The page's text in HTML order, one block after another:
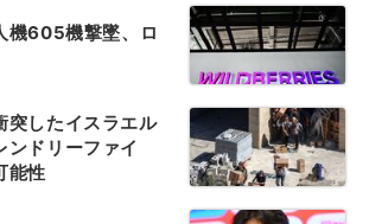
機605機撃墜、ロ
突したイスラエル
ンドリーファイ
能性